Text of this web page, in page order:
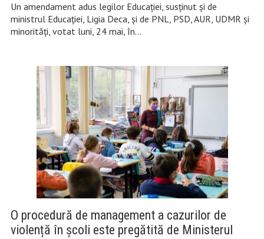
Un amendament adus legilor Educației, susținut și de
ministrul Educației, Ligia Deca, și de PNL, PSD, AUR, UDMR și
minorități, votat luni, 24 mai, în…
O procedură de management a cazurilor de
violență în școli este pregătită de Ministerul